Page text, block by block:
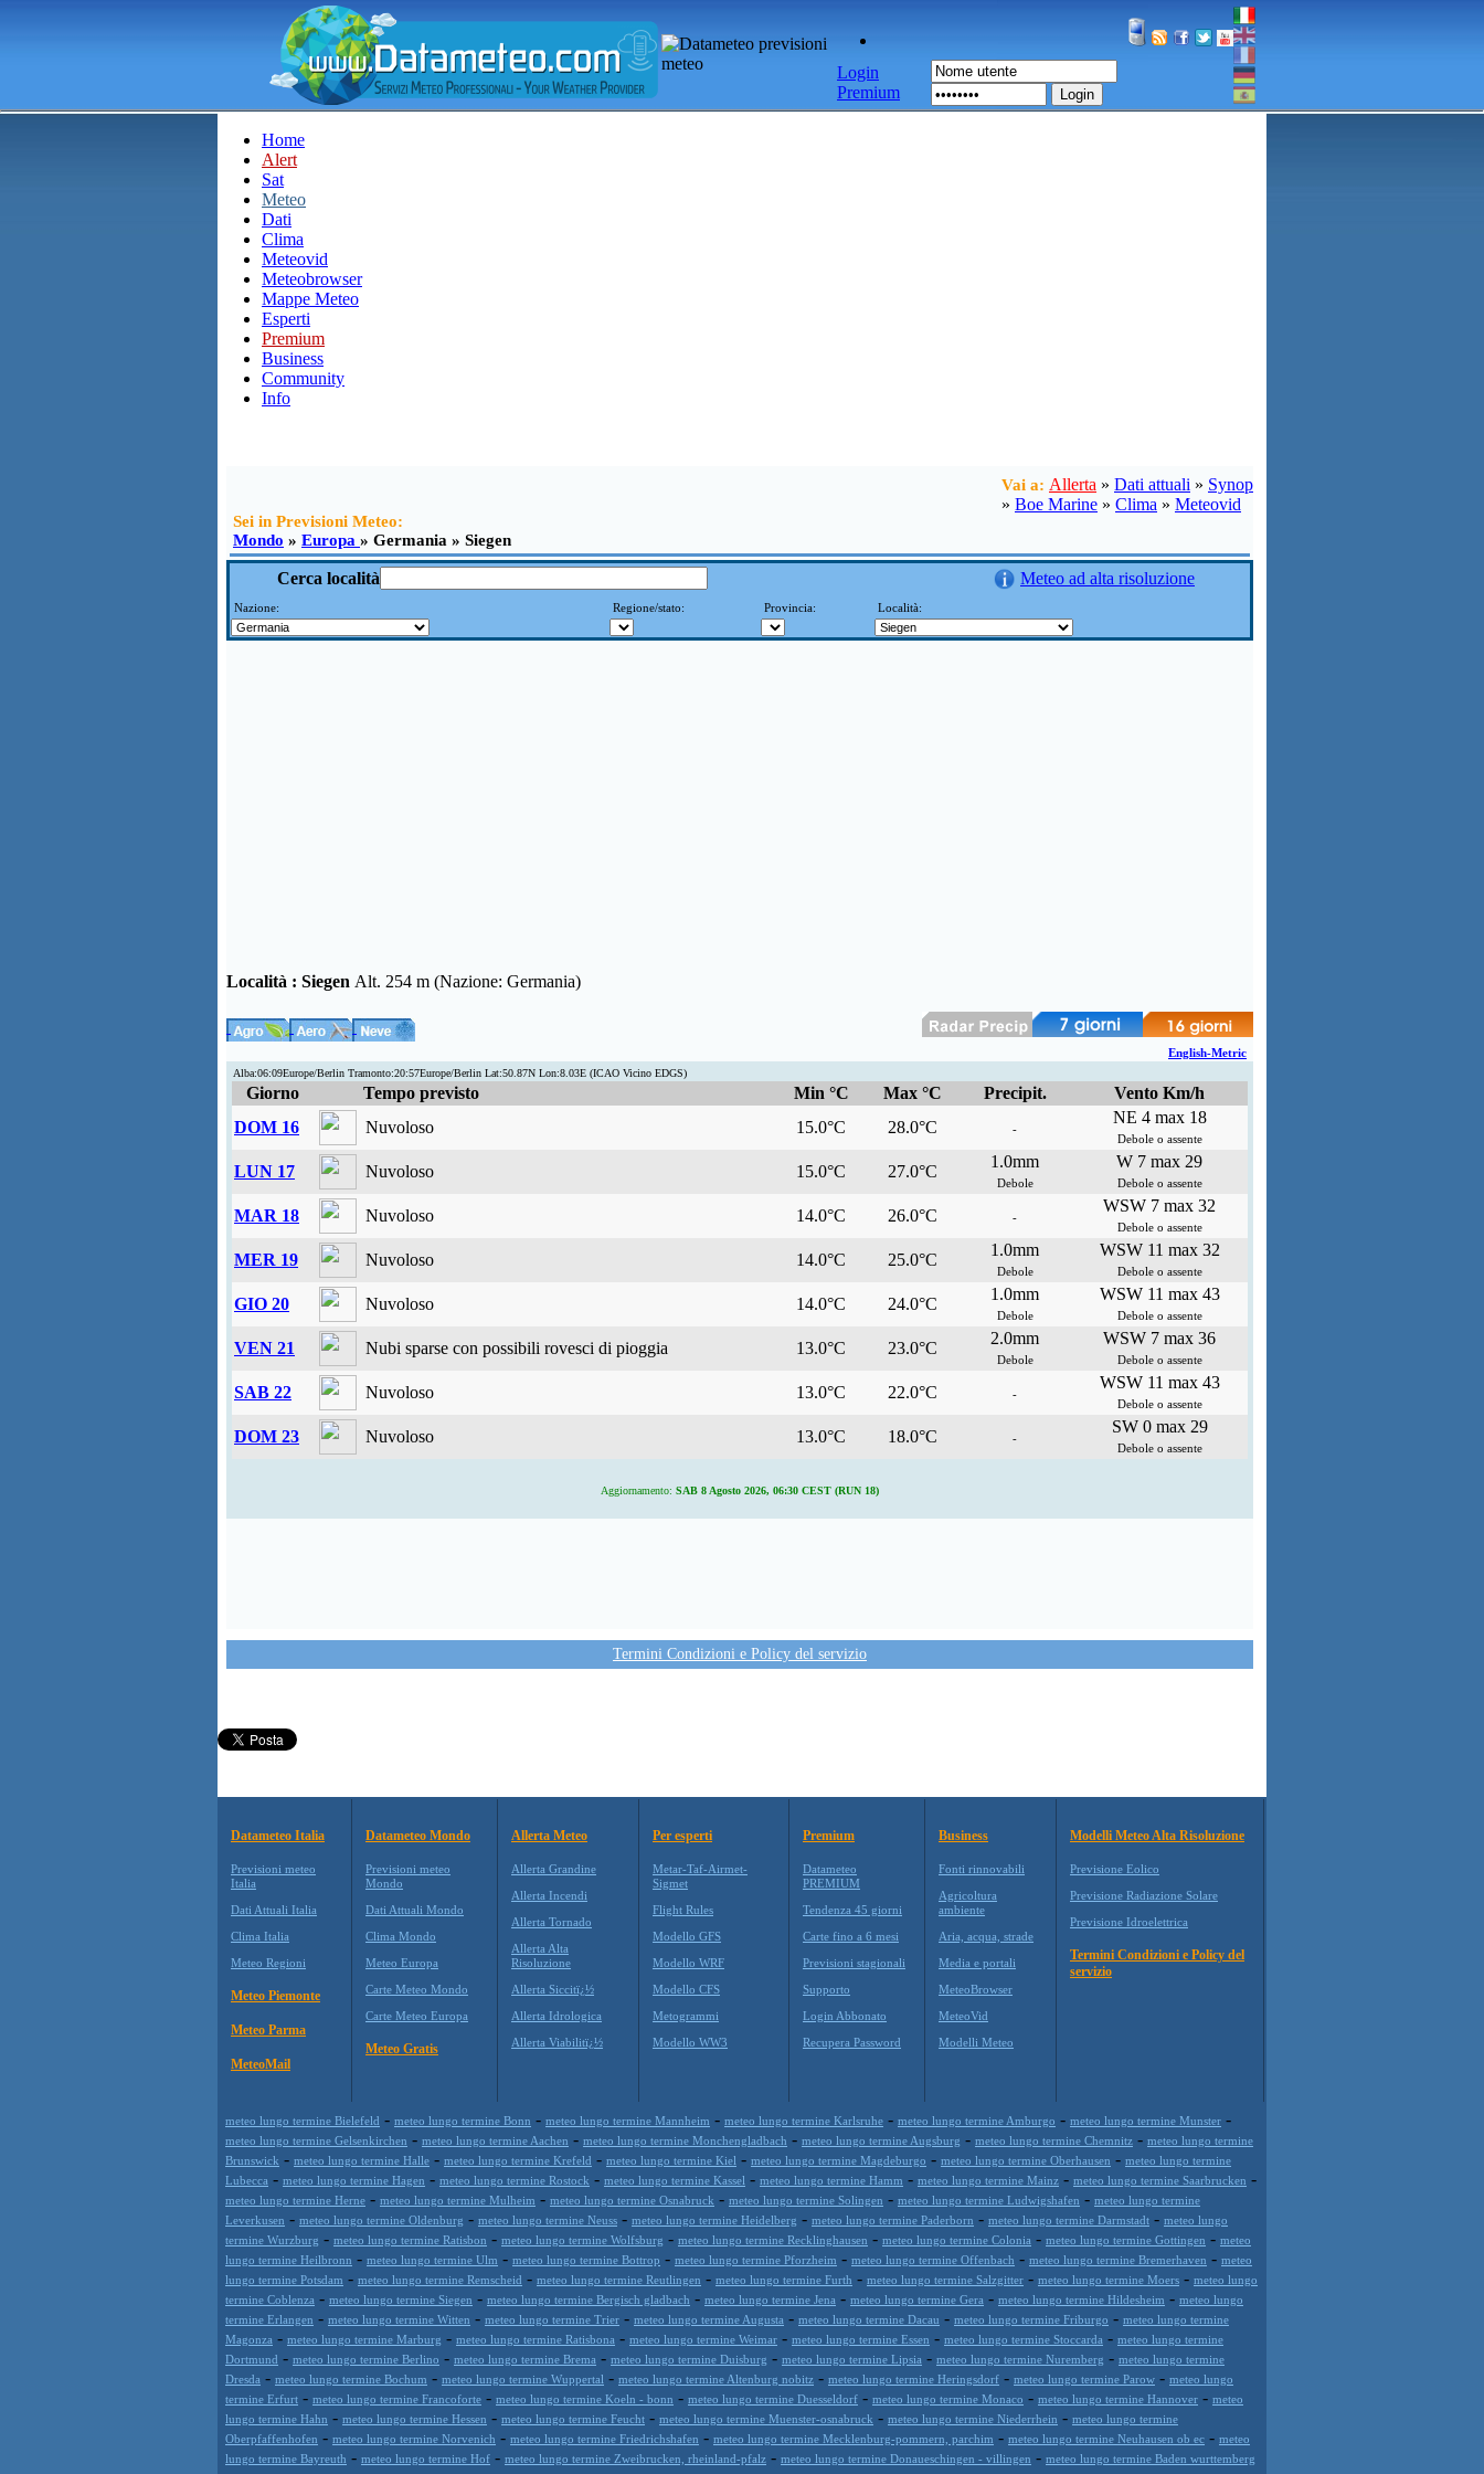
Login
Premium
Login
Home
Alert
Sat
Meteo
Dati
Clima
Meteovid
Meteobrowser
Mappe Meteo
Esperti
Premium
Business
Community
Info
Vai a: Allerta » Dati attuali » Synop
» Boe Marine » Clima » Meteovid
Sei in Previsioni Meteo:
Mondo » Europa » Germania » Siegen
Cerca località Meteo ad alta risoluzione
Nazione: Regione/stato: Provincia: Località:
Località : Siegen Alt. 254 m (Nazione: Germania)
English-Metric
Alba:06:09Europe/Berlin Tramonto:20:57Europe/Berlin Lat:50.87N Lon:8.03E (ICAO Vicino EDGS)
Giorno Tempo previsto Min °C Max °C Precipit.
Vento Km/h
DOM 16
Nuvoloso 15.0°C 28.0°C -
NE 4 max 18
Debole o assente
LUN 17 Nuvoloso 15.0°C 27.0°C
1.0mm
Debole
W 7 max 29
Debole o assente
MAR 18 Nuvoloso 14.0°C 26.0°C -
WSW 7 max 32
Debole o assente
MER 19 Nuvoloso 14.0°C 25.0°C
1.0mm
Debole
WSW 11 max 32
Debole o assente
GIO 20 Nuvoloso 14.0°C 24.0°C
1.0mm
Debole
WSW 11 max 43
Debole o assente
VEN 21 Nubi sparse con possibili rovesci di pioggia 13.0°C 23.0°C
2.0mm
Debole
WSW 7 max 36
Debole o assente
SAB 22 Nuvoloso 13.0°C 22.0°C -
WSW 11 max 43
Debole o assente
DOM 23 Nuvoloso 13.0°C 18.0°C -
SW 0 max 29
Debole o assente
Aggiornamento: SAB 8 Agosto 2026, 06:30 CEST (RUN 18)
Termini Condizioni e Policy del servizio
Datameteo Italia
Previsioni meteo
Italia
Dati Attuali Italia
Clima Italia
Meteo Regioni
Meteo Piemonte
Meteo Parma
MeteoMail
Datameteo Mondo
Previsioni meteo
Mondo
Dati Attuali Mondo
Clima Mondo
Meteo Europa
Carte Meteo Mondo
Carte Meteo Europa
Meteo Gratis
Allerta Meteo
Allerta Grandine
Allerta Incendi
Allerta Tornado
Allerta Alta
Risoluzione
Allerta Siccitï¿½
Allerta Idrologica
Allerta Viabilitï¿½
Per esperti
Metar-Taf-Airmet-
Sigmet
Flight Rules
Modello GFS
Modello WRF
Modello CFS
Metogrammi
Modello WW3
Premium
Datameteo
PREMIUM
Tendenza 45 giorni
Carte fino a 6 mesi
Previsioni stagionali
Supporto
Login Abbonato
Recupera Password
Business
Fonti rinnovabili
Agricoltura
ambiente
Aria, acqua, strade
Media e portali
MeteoBrowser
MeteoVid
Modelli Meteo
Modelli Meteo Alta Risoluzione
Previsione Eolico
Previsione Radiazione Solare
Previsione Idroelettrica
Termini Condizioni e Policy del
servizio
meteo lungo termine Bielefeld - meteo lungo termine Bonn - meteo lungo termine Mannheim - meteo lungo termine Karlsruhe - meteo lungo termine Amburgo - meteo lungo termine Munster -
meteo lungo termine Gelsenkirchen - meteo lungo termine Aachen - meteo lungo termine Monchengladbach - meteo lungo termine Augsburg - meteo lungo termine Chemnitz - meteo lungo termine
Brunswick - meteo lungo termine Halle - meteo lungo termine Krefeld - meteo lungo termine Kiel - meteo lungo termine Magdeburgo - meteo lungo termine Oberhausen - meteo lungo termine
Lubecca - meteo lungo termine Hagen - meteo lungo termine Rostock - meteo lungo termine Kassel - meteo lungo termine Hamm - meteo lungo termine Mainz - meteo lungo termine Saarbrucken -
meteo lungo termine Herne - meteo lungo termine Mulheim - meteo lungo termine Osnabruck - meteo lungo termine Solingen - meteo lungo termine Ludwigshafen - meteo lungo termine
Leverkusen - meteo lungo termine Oldenburg - meteo lungo termine Neuss - meteo lungo termine Heidelberg - meteo lungo termine Paderborn - meteo lungo termine Darmstadt - meteo lungo
termine Wurzburg - meteo lungo termine Ratisbon - meteo lungo termine Wolfsburg - meteo lungo termine Recklinghausen - meteo lungo termine Colonia - meteo lungo termine Gottingen - meteo
lungo termine Heilbronn - meteo lungo termine Ulm - meteo lungo termine Bottrop - meteo lungo termine Pforzheim - meteo lungo termine Offenbach - meteo lungo termine Bremerhaven - meteo
lungo termine Potsdam - meteo lungo termine Remscheid - meteo lungo termine Reutlingen - meteo lungo termine Furth - meteo lungo termine Salzgitter - meteo lungo termine Moers - meteo lungo
termine Coblenza - meteo lungo termine Siegen - meteo lungo termine Bergisch gladbach - meteo lungo termine Jena - meteo lungo termine Gera - meteo lungo termine Hildesheim - meteo lungo
termine Erlangen - meteo lungo termine Witten - meteo lungo termine Trier - meteo lungo termine Augusta - meteo lungo termine Dacau - meteo lungo termine Friburgo - meteo lungo termine
Magonza - meteo lungo termine Marburg - meteo lungo termine Ratisbona - meteo lungo termine Weimar - meteo lungo termine Essen - meteo lungo termine Stoccarda - meteo lungo termine
Dortmund - meteo lungo termine Berlino - meteo lungo termine Brema - meteo lungo termine Duisburg - meteo lungo termine Lipsia - meteo lungo termine Nuremberg - meteo lungo termine
Dresda - meteo lungo termine Bochum - meteo lungo termine Wuppertal - meteo lungo termine Altenburg nobitz - meteo lungo termine Heringsdorf - meteo lungo termine Parow - meteo lungo
termine Erfurt - meteo lungo termine Francoforte - meteo lungo termine Koeln - bonn - meteo lungo termine Duesseldorf - meteo lungo termine Monaco - meteo lungo termine Hannover - meteo
lungo termine Hahn - meteo lungo termine Hessen - meteo lungo termine Feucht - meteo lungo termine Muenster-osnabruck - meteo lungo termine Niederrhein - meteo lungo termine
Oberpfaffenhofen - meteo lungo termine Norvenich - meteo lungo termine Friedrichshafen - meteo lungo termine Mecklenburg-pommern, parchim - meteo lungo termine Neuhausen ob ec - meteo
lungo termine Bayreuth - meteo lungo termine Hof - meteo lungo termine Zweibrucken, rheinland-pfalz - meteo lungo termine Donaueschingen - villingen - meteo lungo termine Baden wurttemberg